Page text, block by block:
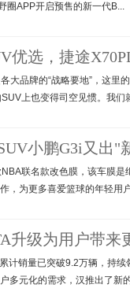
圈APP开启预售的新一代B...
优选，捷途
大品牌的“战略要地”，这里
上也变得司空见惯。我们
小鹏G3i又出"
联名款改色膜，该车膜
，为更多喜爱篮球的年轻用
升级为用户带来
计销量已突破9.2万辆，持
多元化的需求，汉推出了新